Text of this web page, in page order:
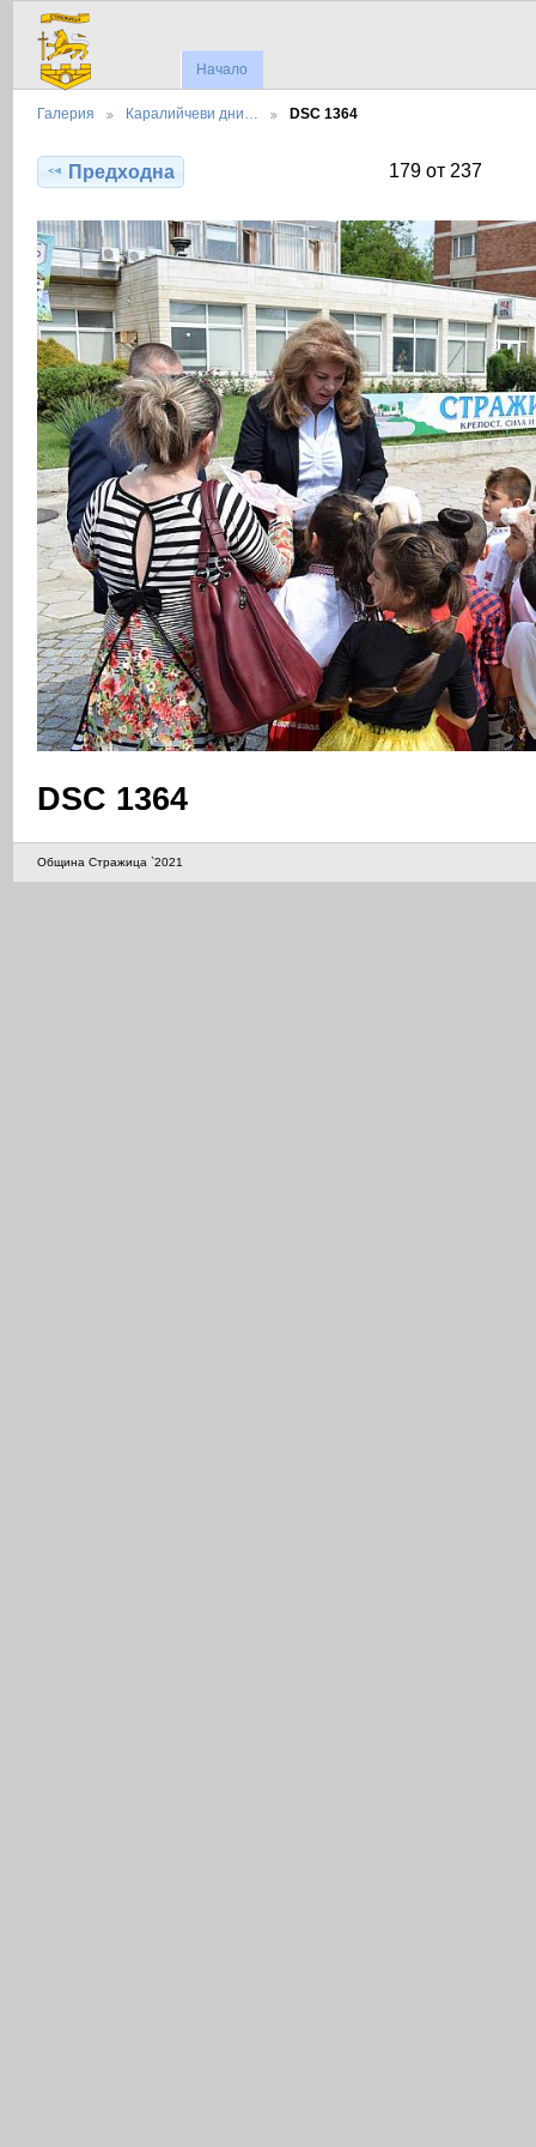
Начало
Галерия Каралийчеви дни… DSC 1364
Предходна 179 от 237
DSC 1364
Община Стражица `2021